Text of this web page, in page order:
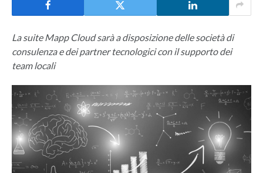
La suite Mapp Cloud sarà a disposizione delle società di
consulenza e dei partner tecnologici con il supporto dei
team locali